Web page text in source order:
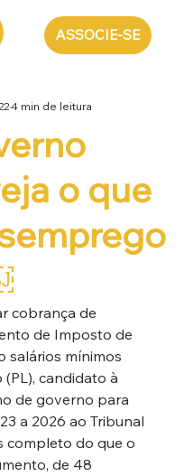
ASSOCIE-SE
o que
4 min de leitura
cobrança de
de Imposto de
salários mínimos
candidato à
de governo para
a 2026 ao Tribunal
completo do que o
de 48